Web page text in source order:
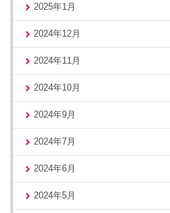
2025年1月
2024年12月
2024年11月
2024年10月
2024年9月
2024年7月
2024年6月
2024年5月